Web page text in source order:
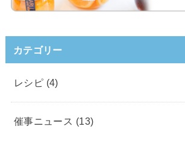
カテゴリー
レシピ (4)
催事ニュース (13)